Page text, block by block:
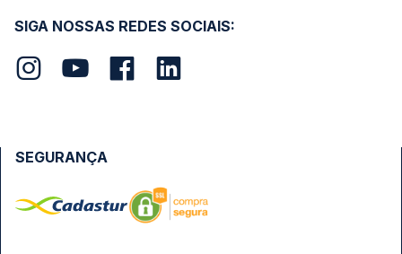
SIGA NOSSAS REDES SOCIAIS:
SEGURANÇA